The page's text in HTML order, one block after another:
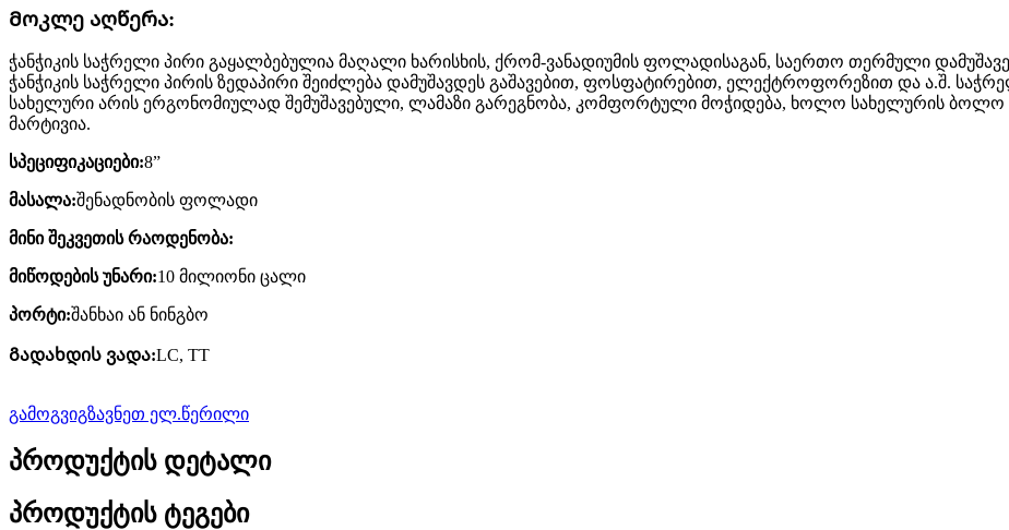
Მოკლე აღწერა:
ჭანჭიკის საჭრელი პირი გაყალბებულია მაღალი ხარისხის, ქრომ-ვანადიუმის ფოლადისაგან, საერთო თერმული
ჭანჭიკის საჭრელი პირის ზედაპირი შეიძლება დამუშავდეს გაშავებით, ფოსფატირებით, ელექტროფორეზით და ა.შ.
სახელური არის ერგონომიულად შემუშავებული, ლამაზი გარეგნობა, კომფორტული მოჭიდება, ხოლო სახელურის
მარტივია.
სპეციფიკაციები:8”
მასალა:შენადნობის ფოლადი
მინი შეკვეთის რაოდენობა:
მიწოდების უნარი:10 მილიონი ცალი
პორტი:შანხაი ან ნინგბო
Გადახდის ვადა:LC, TT
გამოგვიგზავნეთ ელ.წერილი
პროდუქტის დეტალი
პროდუქტის ტეგები